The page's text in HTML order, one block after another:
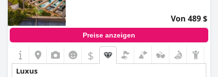
Von 489 $
Preise anzeigen
$
Luxus